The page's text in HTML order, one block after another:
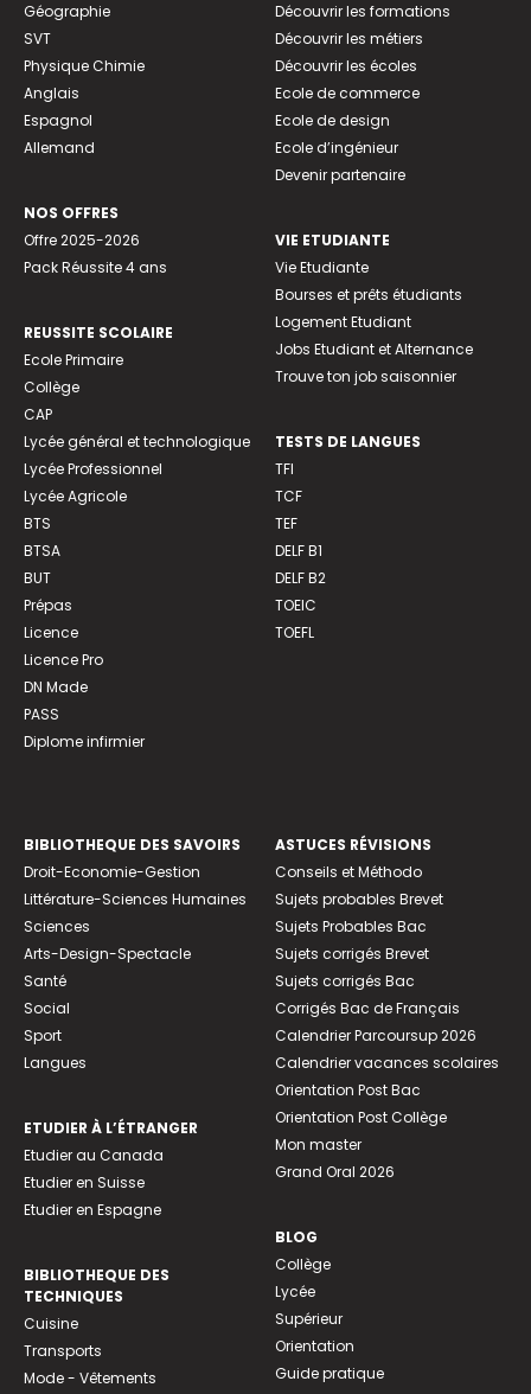
Géographie
SVT
Physique Chimie
Anglais
Espagnol
Allemand
NOS OFFRES
Offre 2025-2026
Pack Réussite 4 ans
REUSSITE SCOLAIRE
Ecole Primaire
Collège
CAP
Lycée général et technologique
Lycée Professionnel
Lycée Agricole
BTS
BTSA
BUT
Prépas
Licence
Licence Pro
DN Made
PASS
Diplome infirmier
Découvrir les formations
Découvrir les métiers
Découvrir les écoles
Ecole de commerce
Ecole de design
Ecole d’ingénieur
Devenir partenaire
VIE ETUDIANTE
Vie Etudiante
Bourses et prêts étudiants
Logement Etudiant
Jobs Etudiant et Alternance
Trouve ton job saisonnier
TESTS DE LANGUES
TFI
TCF
TEF
DELF B1
DELF B2
TOEIC
TOEFL
BIBLIOTHEQUE DES SAVOIRS
Droit-Economie-Gestion
Littérature-Sciences Humaines
Sciences
Arts-Design-Spectacle
Santé
Social
Sport
Langues
ETUDIER À L’ÉTRANGER
Etudier au Canada
Etudier en Suisse
Etudier en Espagne
BIBLIOTHEQUE DES
TECHNIQUES
Cuisine
Transports
Mode - Vêtements
ASTUCES RÉVISIONS
Conseils et Méthodo
Sujets probables Brevet
Sujets Probables Bac
Sujets corrigés Brevet
Sujets corrigés Bac
Corrigés Bac de Français
Calendrier Parcoursup 2026
Calendrier vacances scolaires
Orientation Post Bac
Orientation Post Collège
Mon master
Grand Oral 2026
BLOG
Collège
Lycée
Supérieur
Orientation
Guide pratique